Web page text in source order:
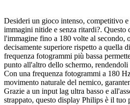
Desideri un gioco intenso, competitivo
immagini nitide e senza ritardi?. Questo
l'immagine fino a 180 volte al secondo,
decisamente superiore rispetto a quella
frequenza fotogrammi più bassa
punto all'altro dello schermo,
Con una frequenza fotogrammi a 180
movimento naturale del nemico,
Grazie a un input lag ultra basso e
strappato, questo display Philips è il tuo